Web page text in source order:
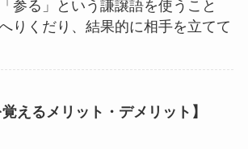
参る」という謙譲語を使うこと
りくだり、結果的に相手を立てて
覚えるメリット・デメリット】